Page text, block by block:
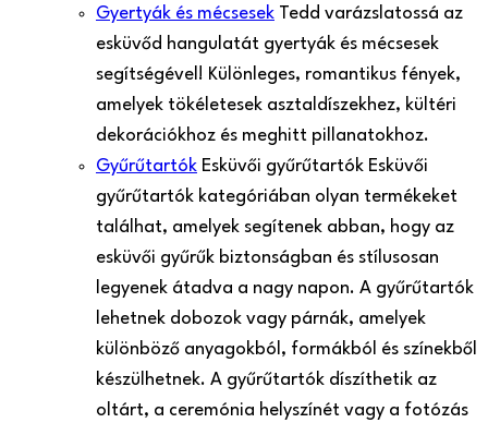
Gyertyák és mécsesek Tedd varázslatossá az
esküvőd hangulatát gyertyák és mécsesek
segítségével! Különleges, romantikus fények,
amelyek tökéletesek asztaldíszekhez, kültéri
dekorációkhoz és meghitt pillanatokhoz.
Gyűrűtartók Esküvői gyűrűtartók Esküvői
gyűrűtartók kategóriában olyan termékeket
találhat, amelyek segítenek abban, hogy az
esküvői gyűrűk biztonságban és stílusosan
legyenek átadva a nagy napon. A gyűrűtartók
lehetnek dobozok vagy párnák, amelyek
különböző anyagokból, formákból és színekből
készülhetnek. A gyűrűtartók díszíthetik az
oltárt, a ceremónia helyszínét vagy a fotózás